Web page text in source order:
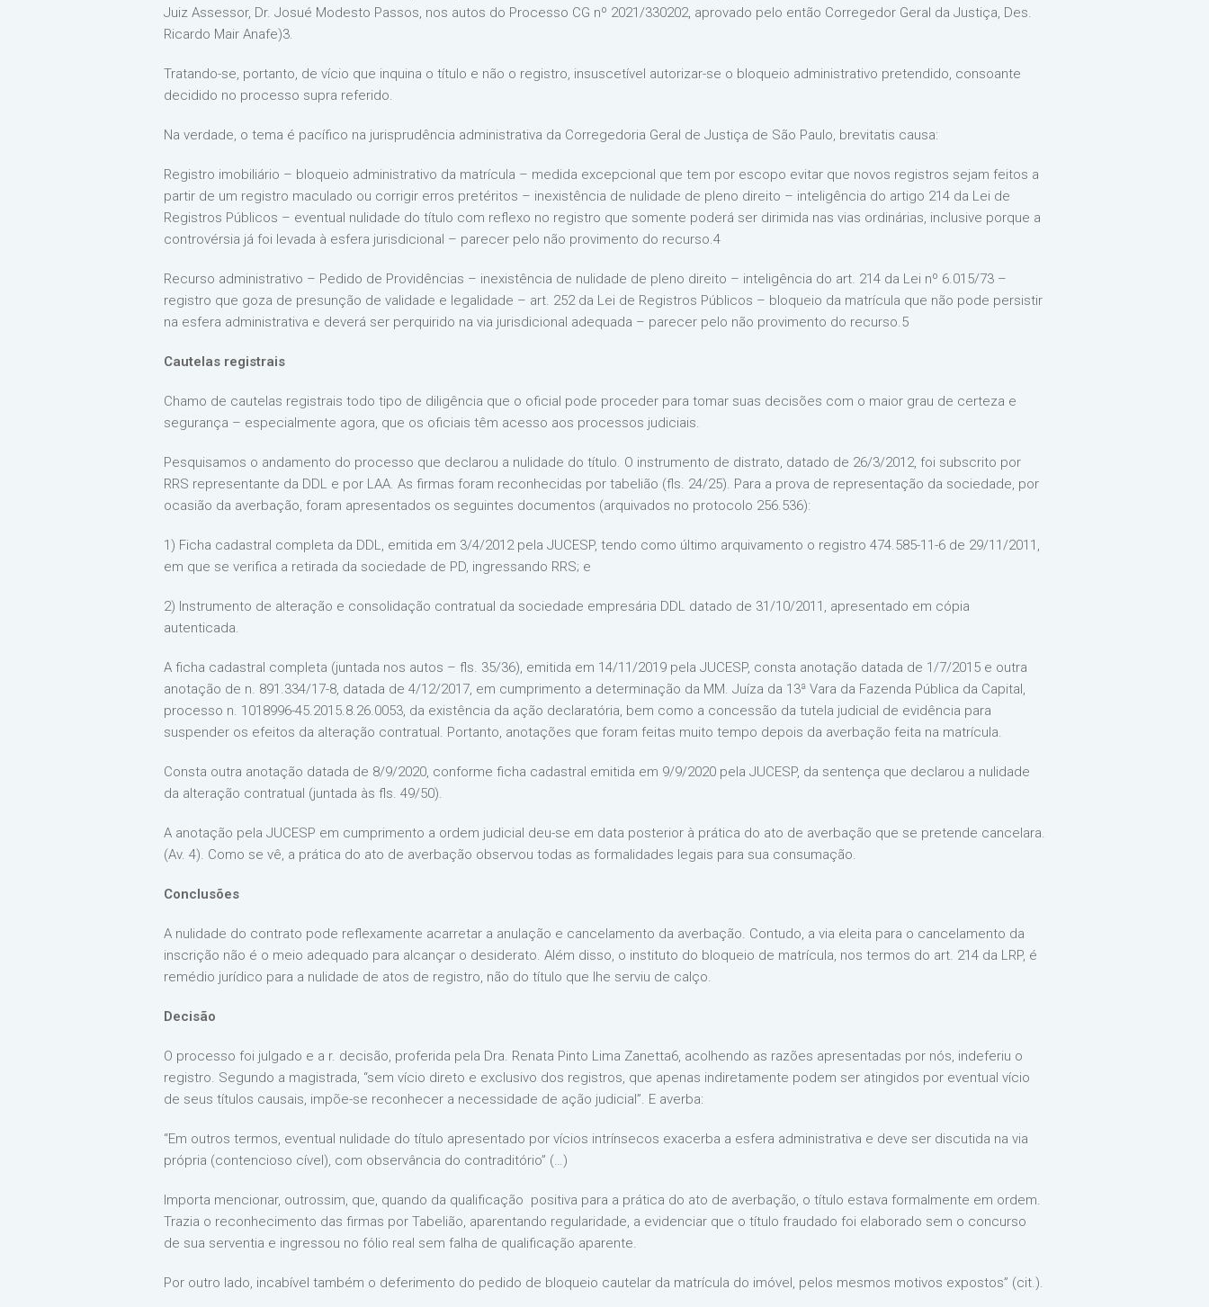
Juiz Assessor, Dr. Josué Modesto Passos, nos autos do Processo CG nº 2021/330202, aprovado pelo então Corregedor Geral da Justiça, Des.
Ricardo Mair Anafe)3.
Tratando-se, portanto, de vício que inquina o título e não o registro, insuscetível autorizar-se o bloqueio administrativo pretendido, consoante
decidido no processo supra referido.
Na verdade, o tema é pacífico na jurisprudência administrativa da Corregedoria Geral de Justiça de São Paulo, brevitatis causa:
Registro imobiliário – bloqueio administrativo da matrícula – medida excepcional que tem por escopo evitar que novos registros sejam feitos a
partir de um registro maculado ou corrigir erros pretéritos – inexistência de nulidade de pleno direito – inteligência do artigo 214 da Lei de
Registros Públicos – eventual nulidade do título com reflexo no registro que somente poderá ser dirimida nas vias ordinárias, inclusive porque a
controvérsia já foi levada à esfera jurisdicional – parecer pelo não provimento do recurso.4
Recurso administrativo – Pedido de Providências – inexistência de nulidade de pleno direito – inteligência do art. 214 da Lei nº 6.015/73 –
registro que goza de presunção de validade e legalidade – art. 252 da Lei de Registros Públicos – bloqueio da matrícula que não pode persistir
na esfera administrativa e deverá ser perquirido na via jurisdicional adequada – parecer pelo não provimento do recurso.5
Cautelas registrais
Chamo de cautelas registrais todo tipo de diligência que o oficial pode proceder para tomar suas decisões com o maior grau de certeza e
segurança – especialmente agora, que os oficiais têm acesso aos processos judiciais.
Pesquisamos o andamento do processo que declarou a nulidade do título. O instrumento de distrato, datado de 26/3/2012, foi subscrito por
RRS representante da DDL e por LAA. As firmas foram reconhecidas por tabelião (fls. 24/25). Para a prova de representação da sociedade, por
ocasião da averbação, foram apresentados os seguintes documentos (arquivados no protocolo 256.536):
1) Ficha cadastral completa da DDL, emitida em 3/4/2012 pela JUCESP, tendo como último arquivamento o registro 474.585-11-6 de 29/11/2011,
em que se verifica a retirada da sociedade de PD, ingressando RRS; e
2) Instrumento de alteração e consolidação contratual da sociedade empresária DDL datado de 31/10/2011, apresentado em cópia
autenticada.
A ficha cadastral completa (juntada nos autos – fls. 35/36), emitida em 14/11/2019 pela JUCESP, consta anotação datada de 1/7/2015 e outra
anotação de n. 891.334/17-8, datada de 4/12/2017, em cumprimento a determinação da MM. Juíza da 13ª Vara da Fazenda Pública da Capital,
processo n. 1018996-45.2015.8.26.0053, da existência da ação declaratória, bem como a concessão da tutela judicial de evidência para
suspender os efeitos da alteração contratual. Portanto, anotações que foram feitas muito tempo depois da averbação feita na matrícula.
Consta outra anotação datada de 8/9/2020, conforme ficha cadastral emitida em 9/9/2020 pela JUCESP, da sentença que declarou a nulidade
da alteração contratual (juntada às fls. 49/50).
A anotação pela JUCESP em cumprimento a ordem judicial deu-se em data posterior à prática do ato de averbação que se pretende cancelara.
(Av. 4). Como se vê, a prática do ato de averbação observou todas as formalidades legais para sua consumação.
Conclusões
A nulidade do contrato pode reflexamente acarretar a anulação e cancelamento da averbação. Contudo, a via eleita para o cancelamento da
inscrição não é o meio adequado para alcançar o desiderato. Além disso, o instituto do bloqueio de matrícula, nos termos do art. 214 da LRP, é
remédio jurídico para a nulidade de atos de registro, não do título que lhe serviu de calço.
Decisão
O processo foi julgado e a r. decisão, proferida pela Dra. Renata Pinto Lima Zanetta6, acolhendo as razões apresentadas por nós, indeferiu o
registro. Segundo a magistrada, “sem vício direto e exclusivo dos registros, que apenas indiretamente podem ser atingidos por eventual vício
de seus títulos causais, impõe-se reconhecer a necessidade de ação judicial”. E averba:
“Em outros termos, eventual nulidade do título apresentado por vícios intrínsecos exacerba a esfera administrativa e deve ser discutida na via
própria (contencioso cível), com observância do contraditório” (…)
Importa mencionar, outrossim, que, quando da qualificação positiva para a prática do ato de averbação, o título estava formalmente em ordem.
Trazia o reconhecimento das firmas por Tabelião, aparentando regularidade, a evidenciar que o título fraudado foi elaborado sem o concurso
de sua serventia e ingressou no fólio real sem falha de qualificação aparente.
Por outro lado, incabível também o deferimento do pedido de bloqueio cautelar da matrícula do imóvel, pelos mesmos motivos expostos” (cit.).